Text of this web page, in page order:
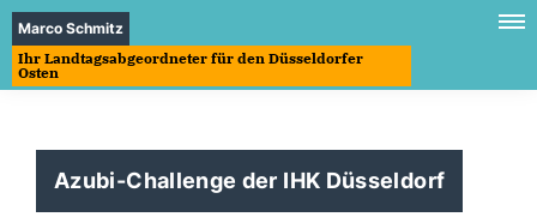
Marco Schmitz
Ihr Landtagsabgeordneter für den Düsseldorfer
Osten
Azubi-Challenge der IHK Düsseldorf